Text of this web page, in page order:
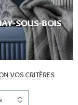
NOTRE
SOUS-BOIS
VOS CRITÈRES